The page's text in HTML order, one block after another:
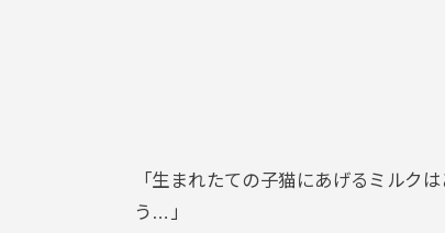
「生まれたての子猫にあげるミルク
う…」